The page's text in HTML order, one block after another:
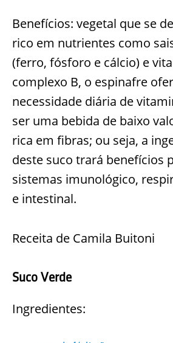
Benefícios: vegetal que se
rico em nutrientes como
(ferro, fósforo e cálcio) e
complexo B, o espinafre
necessidade diária de
ser uma bebida de baixo
rica em fibras; ou seja, a
deste suco trará benefícios
sistemas imunológico,
e intestinal.
Receita de Camila Buitoni
Suco Verde
Ingredientes: